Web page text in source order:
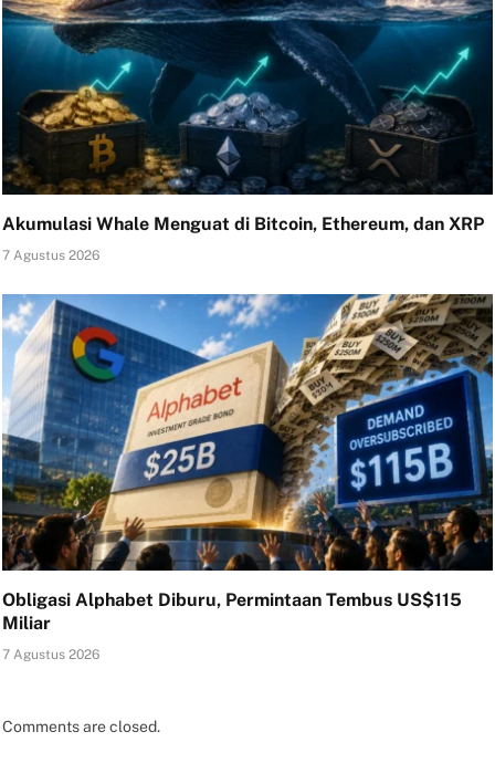
Akumulasi Whale Menguat di Bitcoin, Ethereum, dan XRP
7 Agustus 2026
Obligasi Alphabet Diburu, Permintaan Tembus US$115
Miliar
7 Agustus 2026
Comments are closed.